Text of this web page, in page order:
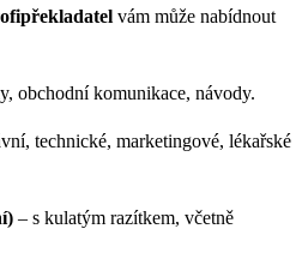
vám může nabídnout
obchodní komunikace, návody.
technické, marketingové, lékařské
– s kulatým razítkem, včetně